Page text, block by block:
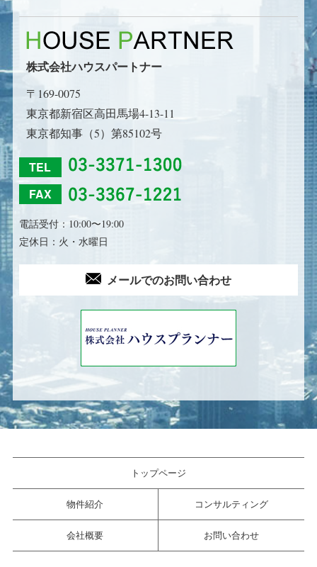
株式会社ハウスパートナー
〒169-0075
東京都新宿区高田馬場4-13-11
東京都知事（5）第85102号
TEL
FAX
電話受付：10:00〜19:00
定休日：火・水曜日
メールでのお問い合わせ
トップページ
物件紹介 コンサルティング
会社概要 お問い合わせ